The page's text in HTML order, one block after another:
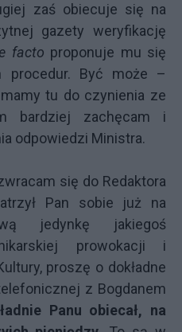
zaś obiecuje się na
gazety weryfikację
facto proponuje mu się
procedur. Być może –
tu do czynienia ze
bardziej zachęcam i
odpowiedzi Ministra.
się do Redaktora
Pan sobie już na
jedynkę jakiegoś
prowokacji i
proszę o dokładne
z Bogdanem
Panu obiecał, na